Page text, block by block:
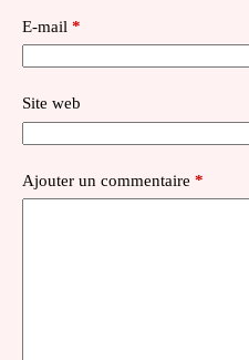
E-mail *
Site web
Ajouter un commentaire *